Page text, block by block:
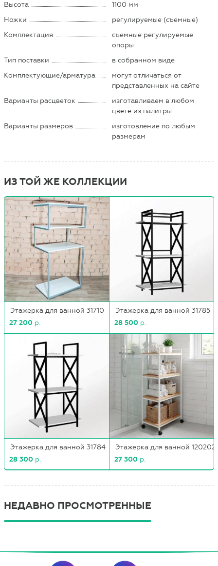
Высота
1100 мм
Ножки
регулируемые (съемные)
Комплектация
съемные регулируемые
опоры
Тип поставки
в собранном виде
Комплектующие/арматура
могут отличаться от
представленных на сайте
Варианты расцветок
изготавливаем в любом
цвете из палитры
Варианты размеров
изготовление по любым
размерам
ИЗ ТОЙ ЖЕ КОЛЛЕКЦИИ
Этажерка для ванной 31710
27 200 р.
Этажерка для ванной 31785
28 500 р.
Этажерка для ванной 31784
28 300 р.
Этажерка для ванной 120202
27 300 р.
НЕДАВНО ПРОСМОТРЕННЫЕ